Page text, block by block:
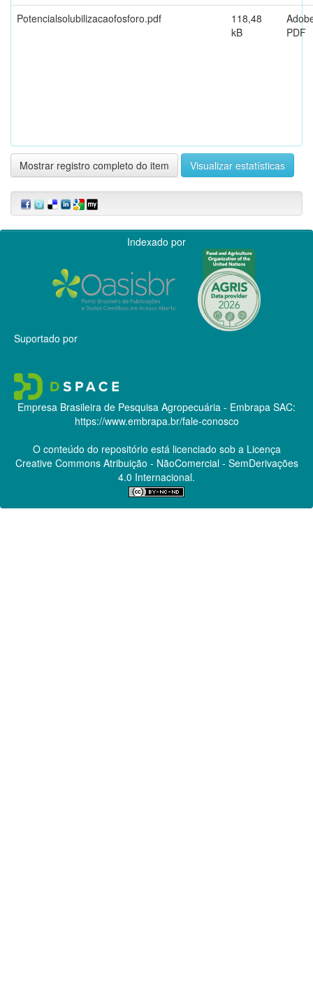
Potencialsolubilizacaofosforo.pdf
118,48
kB
PDF
Mostrar registro completo do item Visualizar estatísticas
Indexado por
Suportado por
Empresa Brasileira de Pesquisa Agropecuária - Embrapa SAC:
https://www.embrapa.br/fale-conosco
O conteúdo do repositório está licenciado sob a Licença
Creative CommonsAtribuição - NãoComercial - SemDerivações
4.0 Internacional.